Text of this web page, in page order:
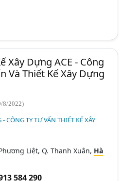
Xây Dựng ACE - Công
Và Thiết Kế Xây Dựng
8/2022)
CÔNG TY TƯ VẤN THIẾT KẾ XÂY
Liệt, Q. Thanh Xuân, Hà
584 290